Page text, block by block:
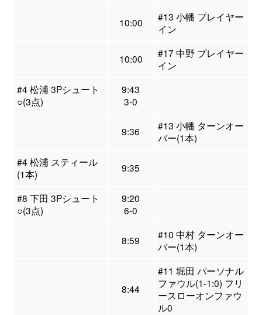
10:00
#13 小幡 プレイヤー
イン
10:00
#17 中野 プレイヤー
イン
#4 松浦 3Pシュート
○(3点)
9:43
3-0
9:36
#13 小幡 ターンオー
バー(1本)
#4 松浦 スティール
(1本)
9:35
#8 下田 3Pシュート
○(3点)
9:20
6-0
8:59
#10 中村 ターンオー
バー(1本)
8:44
#11 堀田 パーソナル
ファウル(1-1:0) フリ
ースローオンファウ
ル0